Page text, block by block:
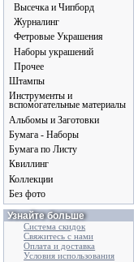
Высечка и Чипборд
Журналинг
Фетровые Украшения
Наборы украшений
Прочее
Штампы
Инструменты и
вспомогательные материалы
Альбомы и Заготовки
Бумага - Наборы
Бумага по Листу
Квиллинг
Коллекции
Без фото
Узнайте больше
Система скидок
Свяжитесь с нами
Оплата и доставка
Условия использования